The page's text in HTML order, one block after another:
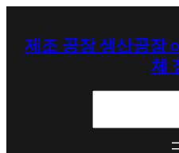
제조 공장 생산공장
체